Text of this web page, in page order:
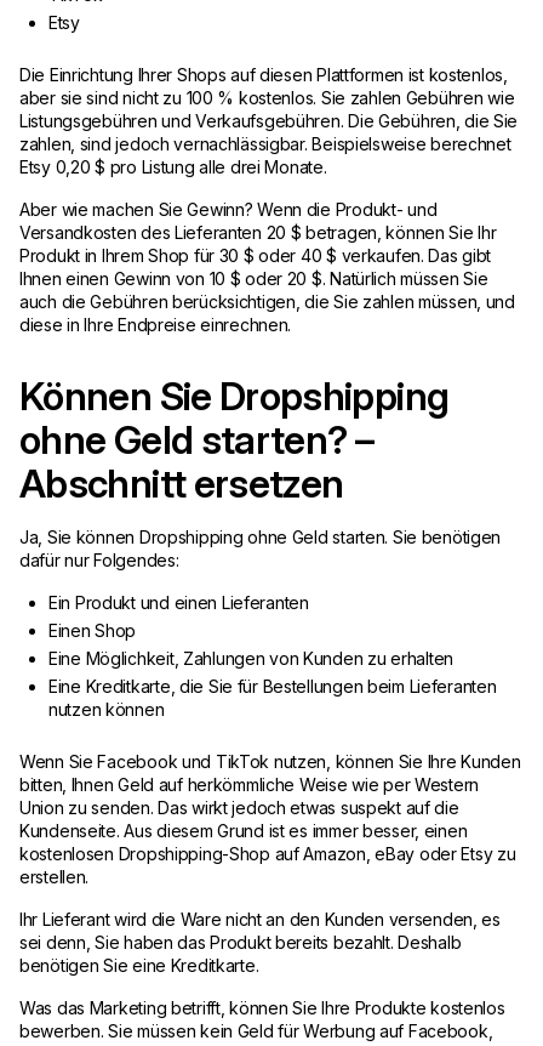
Etsy
Die Einrichtung Ihrer Shops auf diesen Plattformen ist kostenlos,
aber sie sind nicht zu 100 % kostenlos. Sie zahlen Gebühren wie
Listungsgebühren und Verkaufsgebühren. Die Gebühren, die Sie
zahlen, sind jedoch vernachlässigbar. Beispielsweise berechnet
Etsy 0,20 $ pro Listung alle drei Monate.
Aber wie machen Sie Gewinn? Wenn die Produkt- und
Versandkosten des Lieferanten 20 $ betragen, können Sie Ihr
Produkt in Ihrem Shop für 30 $ oder 40 $ verkaufen. Das gibt
Ihnen einen Gewinn von 10 $ oder 20 $. Natürlich müssen Sie
auch die Gebühren berücksichtigen, die Sie zahlen müssen, und
diese in Ihre Endpreise einrechnen.
Können Sie Dropshipping
ohne Geld starten? –
Abschnitt ersetzen
Ja, Sie können Dropshipping ohne Geld starten. Sie benötigen
dafür nur Folgendes:
Ein Produkt und einen Lieferanten
Einen Shop
Eine Möglichkeit, Zahlungen von Kunden zu erhalten
Eine Kreditkarte, die Sie für Bestellungen beim Lieferanten
nutzen können
Wenn Sie Facebook und TikTok nutzen, können Sie Ihre Kunden
bitten, Ihnen Geld auf herkömmliche Weise wie per Western
Union zu senden. Das wirkt jedoch etwas suspekt auf die
Kundenseite. Aus diesem Grund ist es immer besser, einen
kostenlosen Dropshipping-Shop auf Amazon, eBay oder Etsy zu
erstellen.
Ihr Lieferant wird die Ware nicht an den Kunden versenden, es
sei denn, Sie haben das Produkt bereits bezahlt. Deshalb
benötigen Sie eine Kreditkarte.
Was das Marketing betrifft, können Sie Ihre Produkte kostenlos
bewerben. Sie müssen kein Geld für Werbung auf Facebook,